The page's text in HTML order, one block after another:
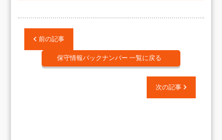
前の記事
保守情報バックナンバー 一覧に戻る
次の記事